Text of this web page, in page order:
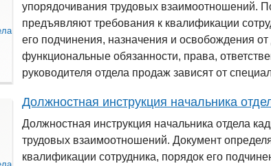
упорядочивания трудовых взаимоотношений.
предъявляют требования к квалификации
его подчинения, назначения и освобождения
функциональные обязанности, права,
руководителя отдела продаж зависят от
Должностная инструкция начальника
Должностная инструкция начальника отдела
трудовых взаимоотношений. Документ
квалификации сотрудника, порядок его